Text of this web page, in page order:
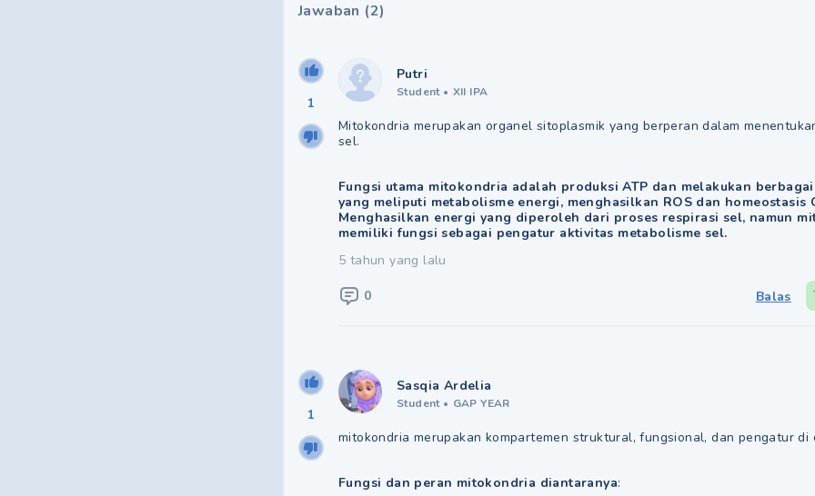
Jawaban (2)
1
Putri
Student • XII IPA
Mitokondria merupakan organel sitoplasmik yang berperan dalam
sel.
Fungsi utama mitokondria adalah produksi ATP dan melakukan
yang meliputi metabolisme energi, menghasilkan ROS dan homeostasis
Menghasilkan energi yang diperoleh dari proses respirasi sel, namun
memiliki fungsi sebagai pengatur aktivitas metabolisme sel.
5 tahun yang lalu
0 Balas
1
Sasqia Ardelia
Student • GAP YEAR
mitokondria merupakan kompartemen struktural, fungsional, dan pengatur di
Fungsi dan peran mitokondria diantaranya: